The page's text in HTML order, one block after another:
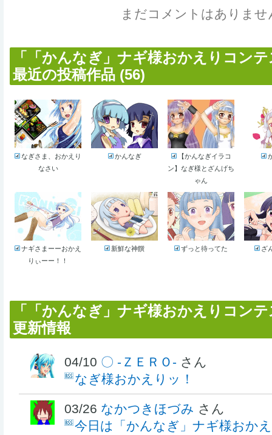
まだコメントはありませ
「「かんなぎ」ナギ様おかえりコン
最近の投稿作品 (56)
なぎさま、おかえり
なさい
かんなぎ
【かんなぎイラコ
ン】なぎ様とざんげち
ゃん
ナギさまーーおかえ
りぃーー！！
新鮮な神饌 ずっと待ってた ざ
「「かんなぎ」ナギ様おかえりコン
更新情報
04/10 〇 -ＺＥＲＯ- さん
なぎ様おかえりッ！
03/26 なかつきほづみ さん
今日は「かんなぎ」ナギ様おか